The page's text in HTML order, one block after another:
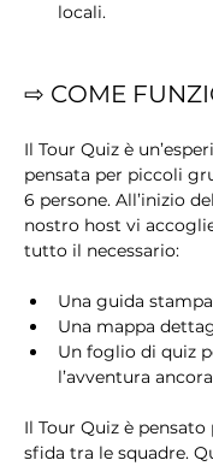
locali.
⇨ COME
Il Tour Quiz è
pensata per piccoli
6 persone. All’inizio
nostro host vi
tutto il necessario:
Una guida
Una mappa
Un foglio di quiz
l’avventura
Il Tour Quiz è pensato
sfida tra le squadre.